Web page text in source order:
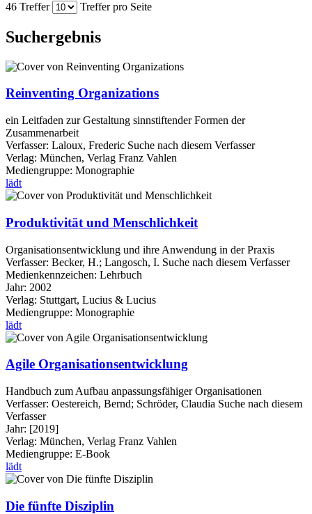
46 Treffer Treffer pro Seite
Suchergebnis
Reinventing Organizations
ein Leitfaden zur Gestaltung sinnstiftender Formen der
Zusammenarbeit
Verfasser: Laloux, Frederic Suche nach diesem Verfasser
Verlag: München, Verlag Franz Vahlen
Mediengruppe: Monographie
lädt
Produktivität und Menschlichkeit
Organisationsentwicklung und ihre Anwendung in der Praxis
Verfasser: Becker, H.; Langosch, I. Suche nach diesem Verfasser
Medienkennzeichen: Lehrbuch
Jahr: 2002
Verlag: Stuttgart, Lucius & Lucius
Mediengruppe: Monographie
lädt
Agile Organisationsentwicklung
Handbuch zum Aufbau anpassungsfähiger Organisationen
Verfasser: Oestereich, Bernd; Schröder, Claudia Suche nach diesem
Verfasser
Jahr: [2019]
Verlag: München, Verlag Franz Vahlen
Mediengruppe: E-Book
lädt
Die fünfte Disziplin